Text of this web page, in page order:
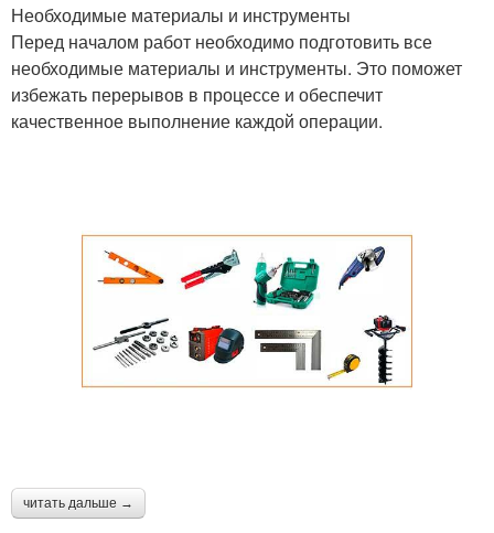
Необходимые материалы и инструменты
Перед началом работ необходимо подготовить все
необходимые материалы и инструменты. Это поможет
избежать перерывов в процессе и обеспечит
качественное выполнение каждой операции.
читать дальше →